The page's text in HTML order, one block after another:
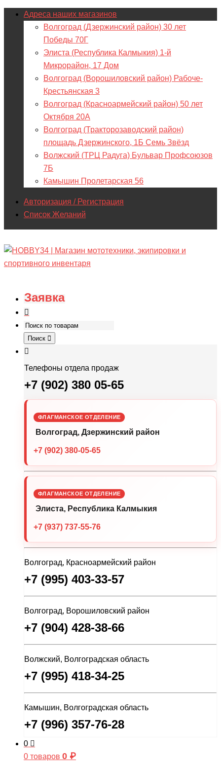
Адреса наших магазинов
Волгоград (Дзержинский район) 30 лет
Победы 70Г
Элиста (Республика Калмыкия) 1-й
Микрорайон, 17 Дом
Волгоград (Ворошиловский район) Рабоче-
Крестьянская 3
Волгоград (Красноармейский район) 50 лет
Октября 20А
Волгоград (Тракторозаводский район)
площадь Дзержинского, 1Б Семь Звёзд
Волжский (ТРЦ Радуга) Бульвар Профсоюзов
7Б
Камышин Пролетарская 56
Авторизация / Регистрация
Список Желаний
Заявка
Поиск
Телефоны отдела продаж
+7 (902) 380 05-65
ФЛАГМАНСКОЕ ОТДЕЛЕНИЕ
Волгоград, Дзержинский район
+7 (902) 380-05-65
ФЛАГМАНСКОЕ ОТДЕЛЕНИЕ
Элиста, Республика Калмыкия
+7 (937) 737-55-76
Волгоград, Красноармейский район
+7 (995) 403-33-57
Волгоград, Ворошиловский район
+7 (904) 428-38-66
Волжский, Волгоградская область
+7 (995) 418-34-25
Камышин, Волгоградская область
+7 (996) 357-76-28
0
0 товаров 0 ₽